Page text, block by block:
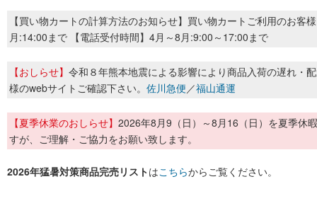
【買い物カートの計算方法のお知らせ】買い物カートご利用のお客
月:14:00まで 【電話受付時間】4月～8月:9:00～17:00まで
【おしらせ】 令和８年熊本地震による影響により商品入荷の遅れ・
様のwebサイトご確認下さい。 佐川急便／福山通運
【夏季休業のおしらせ】 2026年8月9（日）～8月16（日）を夏季休
すが、ご理解・ご協力をお願い致します。
2026年猛暑対策商品完売リストはこちらからご覧ください。